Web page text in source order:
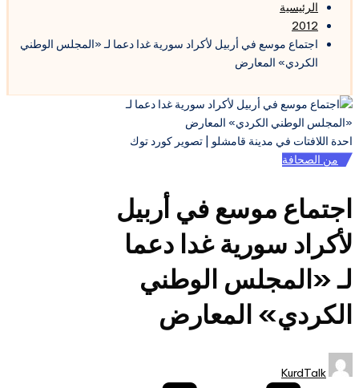
الرئيسية
2012
اجتماع موسع في أربيل لأكراد سورية غدا دعما لـ «المجلس الوطني
الكردي» المعارض
احدة اللافتات في مدينة قامشلو | تصوير كورد توك
نُشرمن الصحافة
اجتماع موسع في أربيل
لأكراد سورية غدا دعما
لـ «المجلس الوطني
الكردي» المعارض
تمّ
النشرKurdTalk